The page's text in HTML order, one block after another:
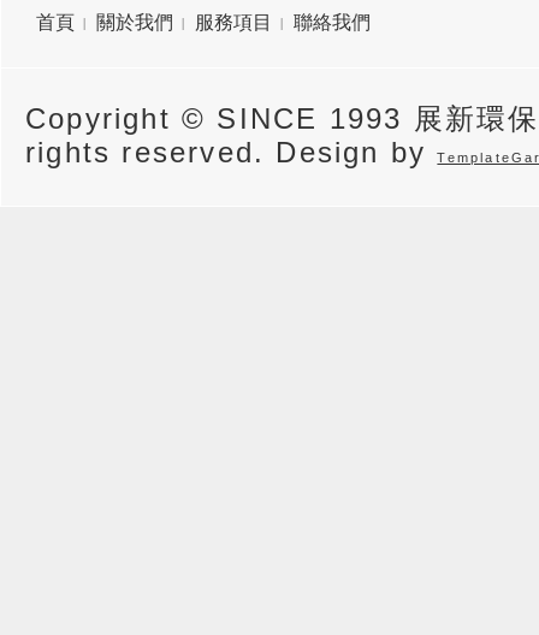
首頁 關於我們 服務項目 聯絡我們
Copyright © SINCE 1993 展新環
rights reserved. Design by